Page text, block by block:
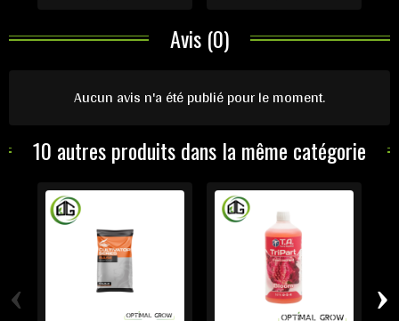
Avis (0)
Aucun avis n'a été publié pour le moment.
10 autres produits dans la même catégorie
‹ ›